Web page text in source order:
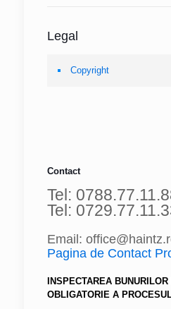
Legal
Copyright
Contact
Tel:
Tel:
Email:
Pagina de Contact
INSPECTAREA
OBLIGATORIE A